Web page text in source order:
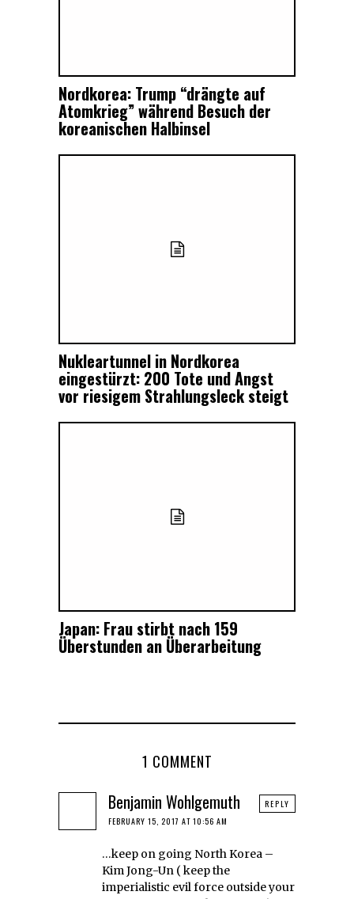
Nordkorea: Trump “drängte auf
Atomkrieg” während Besuch der
koreanischen Halbinsel
Nukleartunnel in Nordkorea
eingestürzt: 200 Tote und Angst
vor riesigem Strahlungsleck steigt
Japan: Frau stirbt nach 159
Überstunden an Überarbeitung
1 COMMENT
Benjamin Wohlgemuth
FEBRUARY 15, 2017 AT 10:56 AM
…keep on going North Korea –
Kim Jong-Un ( keep the
imperialistic evil force outside your
REPLY